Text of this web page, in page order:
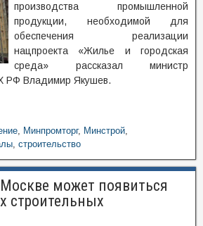
производства промышленной
продукции, необходимой для
обеспечения реализации
нацпроекта «Жилье и городская
среда» рассказал министр
РФ Владимир Якушев.
, Минпромторг, Минстрой,
, строительство
может появиться
строительных